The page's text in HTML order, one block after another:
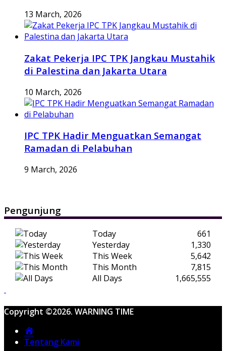
13 March, 2026
Zakat Pekerja IPC TPK Jangkau Mustahik
di Palestina dan Jakarta Utara
10 March, 2026
IPC TPK Hadir Menguatkan Semangat
Ramadan di Pelabuhan
9 March, 2026
Pengunjung
Today
661
Yesterday
1,330
This Week
5,642
This Month
7,815
All Days
1,665,555
Copyright ©2026. WARNING TIME
Tentang Kami